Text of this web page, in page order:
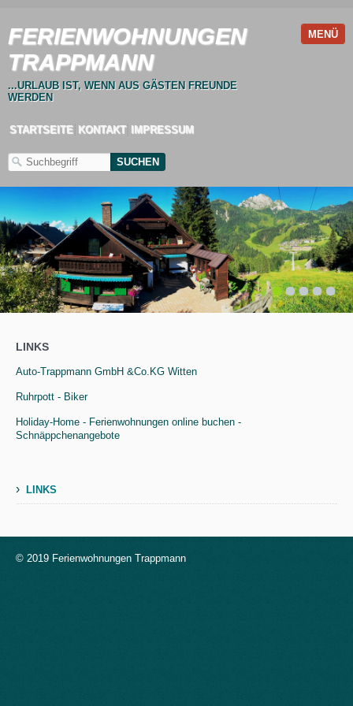
MENÜ
FERIENWOHNUNGEN
TRAPPMANN
...URLAUB IST, WENN AUS GÄSTEN FREUNDE
WERDEN
STARTSEITE KONTAKT IMPRESSUM
1 2 3 4 5
LINKS
Auto-Trappmann GmbH &Co.KG Witten
Ruhrpott - Biker
Holiday-Home - Ferienwohnungen online buchen -
Schnäppchenangebote
› LINKS
© 2019 Ferienwohnungen Trappmann